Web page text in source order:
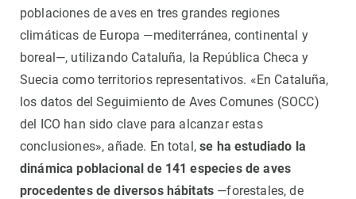
poblaciones de aves en tres grandes regiones
climáticas de Europa —mediterránea, continental y
boreal—, utilizando Cataluña, la República Checa y
Suecia como territorios representativos. «En Cataluña,
los datos del Seguimiento de Aves Comunes (SOCC)
del ICO han sido clave para alcanzar estas
conclusiones», añade. En total,se ha estudiado la
dinámica poblacional de 141 especies de aves
procedentes de diversos hábitats —forestales, de